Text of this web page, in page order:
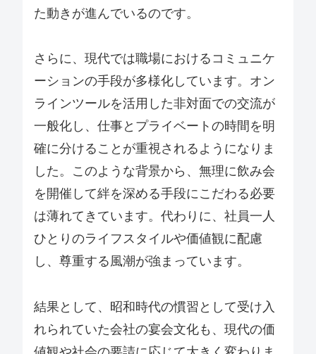
た動きが進んでいるのです。
さらに、現代では職場におけるコミュニケ
ーションの手段が多様化しています。オン
ラインツールを活用した非対面での交流が
一般化し、仕事とプライベートの時間を明
確に分けることが重視されるようになりま
した。このような背景から、無理に飲み会
を開催して絆を深める手段にこだわる必要
は薄れてきています。代わりに、社員一人
ひとりのライフスタイルや価値観に配慮
し、尊重する風潮が強まっています。
結果として、昭和時代の慣習として受け入
れられていた会社の宴会文化も、現代の価